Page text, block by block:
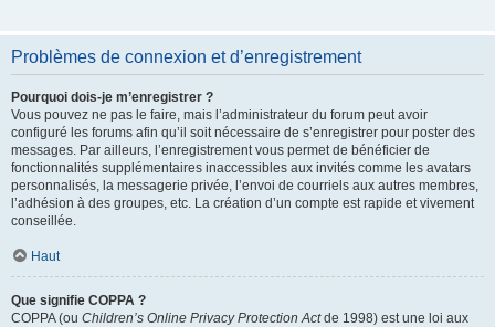
Problèmes de connexion et d’enregistrement
Pourquoi dois-je m’enregistrer ?
Vous pouvez ne pas le faire, mais l’administrateur du forum peut avoir
configuré les forums afin qu’il soit nécessaire de s’enregistrer pour poster des
messages. Par ailleurs, l’enregistrement vous permet de bénéficier de
fonctionnalités supplémentaires inaccessibles aux invités comme les avatars
personnalisés, la messagerie privée, l’envoi de courriels aux autres membres,
l’adhésion à des groupes, etc. La création d’un compte est rapide et vivement
conseillée.
Haut
Que signifie COPPA ?
COPPA (ou Children’s Online Privacy Protection Actde 1998) est une loi aux